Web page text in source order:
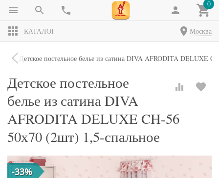
0
КАТАЛОГ Москва
Детское постельное белье из сатина DIVA AFRODITA DELUXE
Детское постельное
белье из сатина DIVA
AFRODITA DELUXE CH-56
50х70 (2шт) 1,5-спальное
-33%